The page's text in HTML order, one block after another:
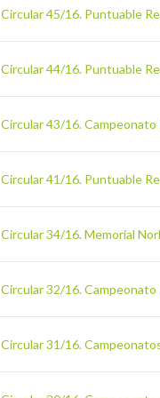
Circular 45/16. Puntuable
Circular 44/16. Puntuable
Circular 43/16.
Circular 41/16. Puntuable
Circular 34/16. Memorial
Circular 32/16.
Circular 31/16.